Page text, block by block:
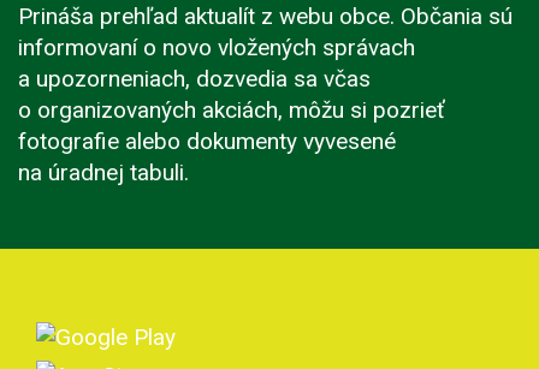
Prináša prehľad aktualít z webu obce. Občania sú
informovaní o novo vložených správach
a upozorneniach, dozvedia sa včas
o organizovaných akciách, môžu si pozrieť
fotografie alebo dokumenty vyvesené
na úradnej tabuli.